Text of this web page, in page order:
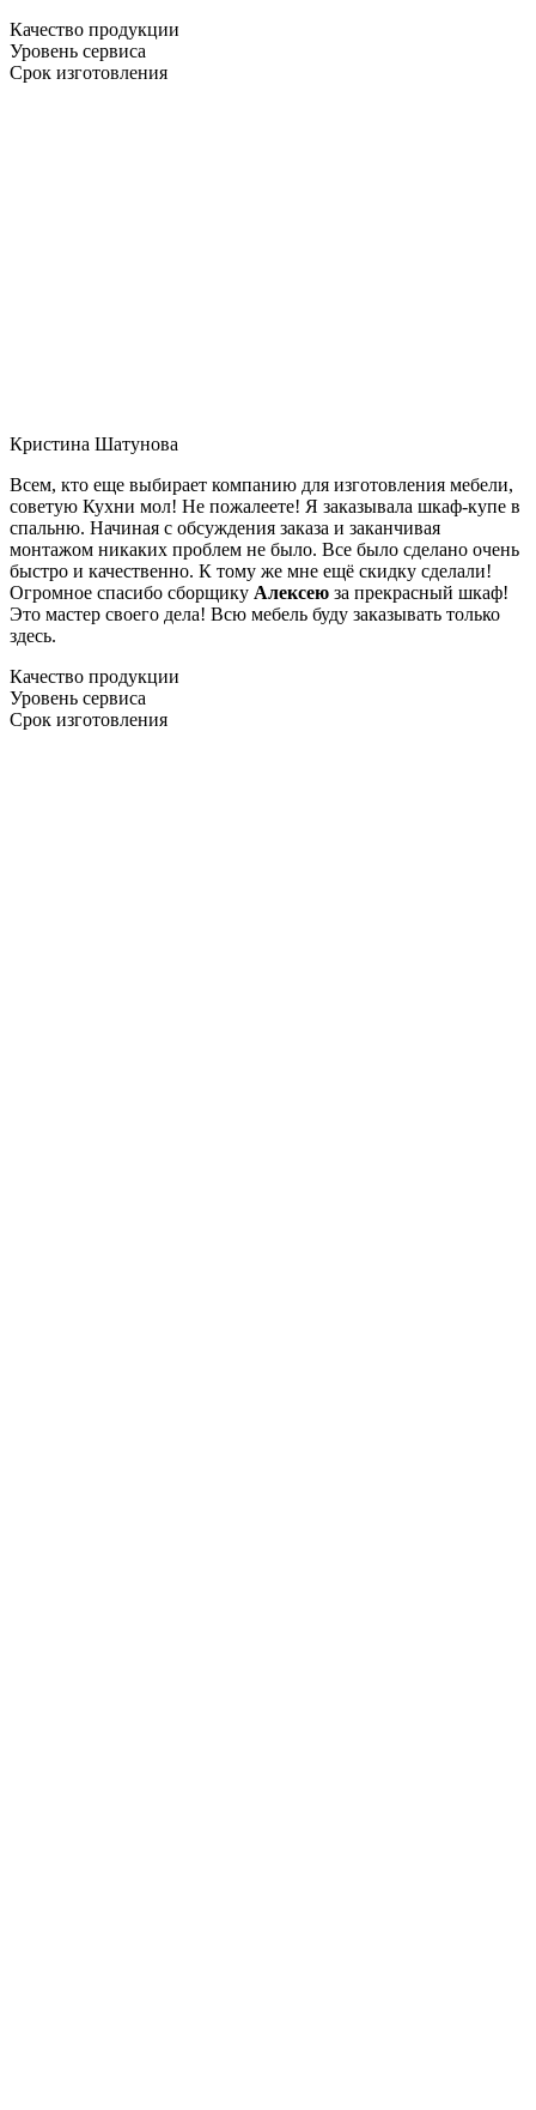
Качество продукции
Уровень сервиса
Срок изготовления
Кристина Шатунова
Всем, кто еще выбирает компанию для изготовления мебели,
советую Кухни мол! Не пожалеете! Я заказывала шкаф-купе в
спальню. Начиная с обсуждения заказа и заканчивая
монтажом никаких проблем не было. Все было сделано очень
быстро и качественно. К тому же мне ещё скидку сделали!
Огромное спасибо сборщику Алексею за прекрасный шкаф!
Это мастер своего дела! Всю мебель буду заказывать только
здесь.
Качество продукции
Уровень сервиса
Срок изготовления